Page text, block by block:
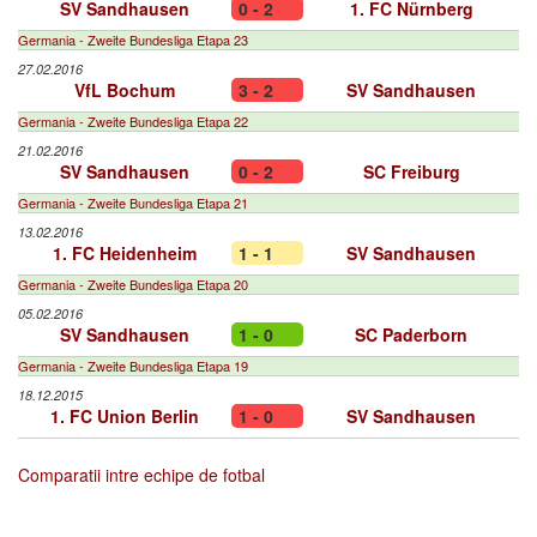
SV Sandhausen 0 - 2 1. FC Nürnberg
Germania - Zweite Bundesliga Etapa 23
27.02.2016
VfL Bochum 3 - 2 SV Sandhausen
Germania - Zweite Bundesliga Etapa 22
21.02.2016
SV Sandhausen 0 - 2 SC Freiburg
Germania - Zweite Bundesliga Etapa 21
13.02.2016
1. FC Heidenheim 1 - 1 SV Sandhausen
Germania - Zweite Bundesliga Etapa 20
05.02.2016
SV Sandhausen 1 - 0 SC Paderborn
Germania - Zweite Bundesliga Etapa 19
18.12.2015
1. FC Union Berlin 1 - 0 SV Sandhausen
Comparatii intre echipe de fotbal